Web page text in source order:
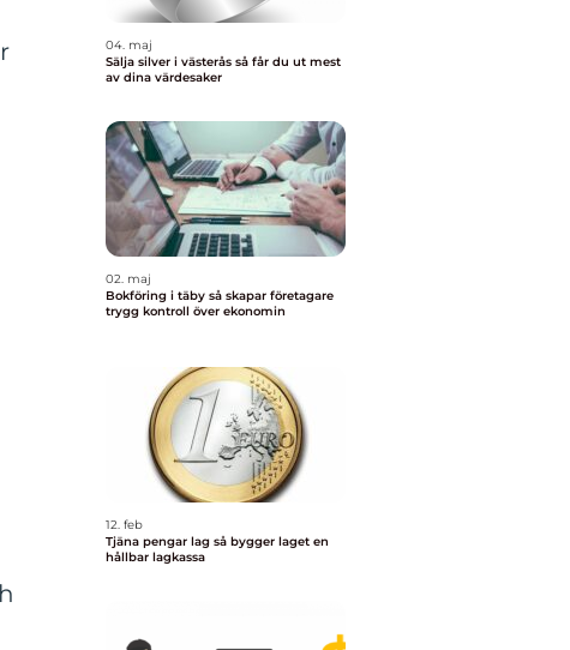
04. maj
Sälja silver i västerås så får du ut mest
av dina värdesaker
02. maj
Bokföring i täby så skapar företagare
trygg kontroll över ekonomin
12. feb
Tjäna pengar lag så bygger laget en
hållbar lagkassa